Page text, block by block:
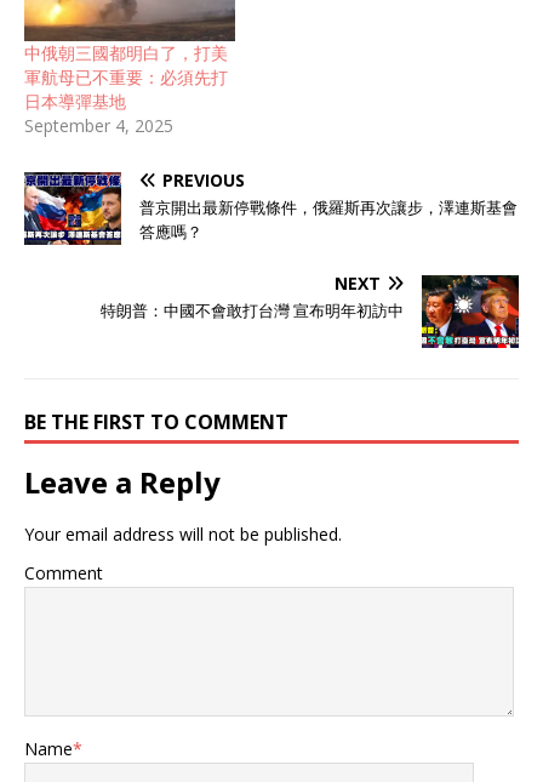
中俄朝三國都明白了，打美
軍航母已不重要：必須先打
日本導彈基地
September 4, 2025
PREVIOUS
普京開出最新停戰條件，俄羅斯再次讓步，澤連斯基會
答應嗎？
NEXT
特朗普：中國不會敢打台灣 宣布明年初訪中
BE THE FIRST TO COMMENT
Leave a Reply
Your email address will not be published.
Comment
Name*